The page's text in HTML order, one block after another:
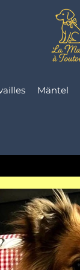
Mäntel